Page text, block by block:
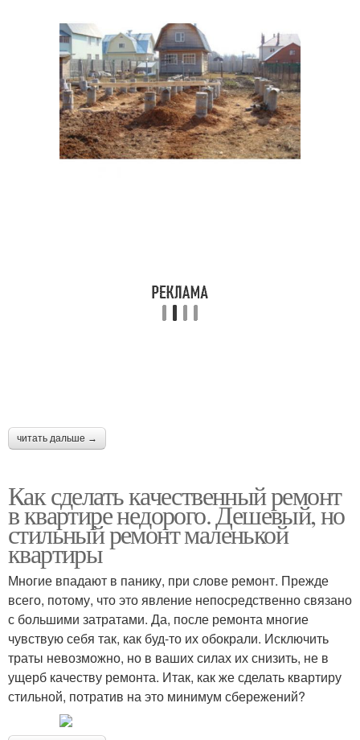
читать дальше →
Как сделать качественный ремонт
в квартире недорого. Дешевый, но
стильный ремонт маленькой
квартиры
Многие впадают в панику, при слове ремонт. Прежде
всего, потому, что это явление непосредственно связано
с большими затратами. Да, после ремонта многие
чувствую себя так, как буд-то их обокрали. Исключить
траты невозможно, но в ваших силах их снизить, не в
ущерб качеству ремонта. Итак, как же сделать квартиру
стильной, потратив на это минимум сбережений?